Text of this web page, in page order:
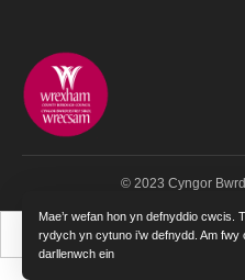
Mae’r wefan hon yn defnyddio cwcis.
rydych yn cytuno i’w defnydd. Am fwy
darllenwch ein
© 2023 Cyngor
Cymraeg